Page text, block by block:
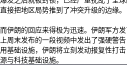
直接把地区局势推到了冲突升级的边缘。
而伊朗的回应来得极为迅速。伊朗军方
上周末发布的一段视频中发出了强硬警
用基础设施，伊朗将立刻发动报复性打
源与科技基础设施。